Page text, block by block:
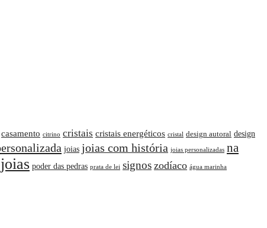
casamento citrino cristais cristais energéticos cristal design autoral design
joias joias com história joias personalizadas na
poder das pedras prata de lei signos zodíaco água marinha